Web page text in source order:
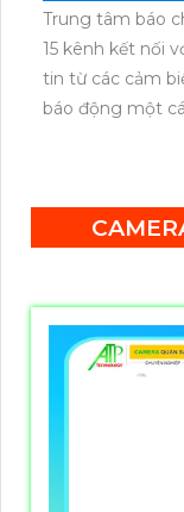
Trung tâm báo
15 kênh kết nối
tin từ các cảm
báo động một